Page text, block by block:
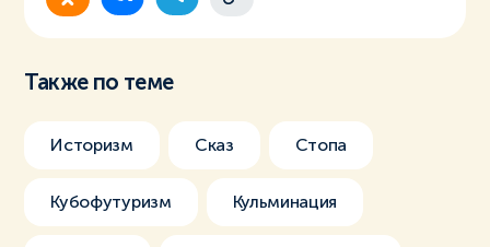
Также по теме
Историзм Сказ Стопа
Кубофутуризм Кульминация